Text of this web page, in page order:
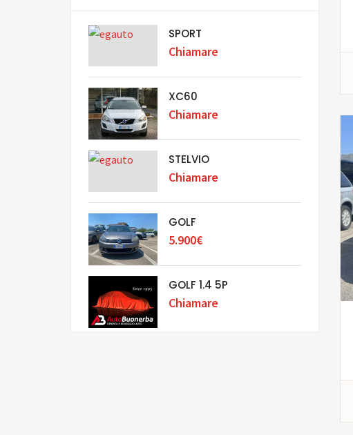
SPORT
Chiamare
XC60
Chiamare
STELVIO
Chiamare
GOLF
5.900€
GOLF 1.4 5P
Chiamare